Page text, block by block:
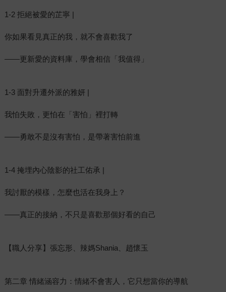
1-2 拒絕被愛的芷寧 |
你如果看見真正的我，就不會喜歡我了
——更新愛的資料庫，學會相信「我值得」
1-3 面對升遷外派的雅妍 |
我怕失敗，更怕在「害怕」裡打轉
——勇敢不是沒有害怕，是帶著害怕前進
1-4 掩埋內心陰影的社工佑承 |
我討厭的模樣，怎麼也活在我身上？
——真正的接納，不只是喜歡那個好看的自己
【職人分享】張忘形、辣媽Shania、趙懷玉
第二章 情緒涵容力：情緒不會害人，它只想當你的導航